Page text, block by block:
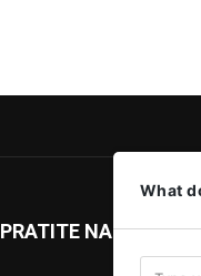
PRATITE NAS
What